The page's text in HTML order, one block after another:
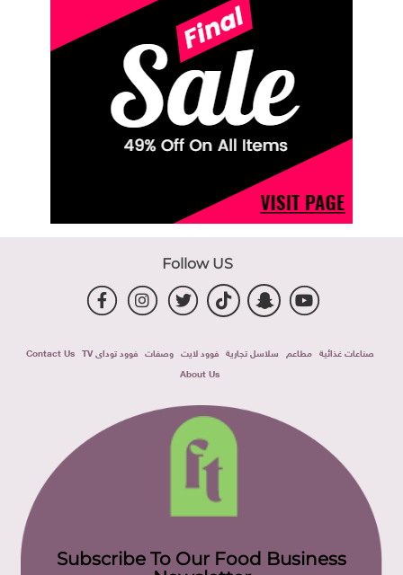
Follow US
صناعات غذائية مطاعم سلاسل تجارية فوود لايت وصفات فوود توداى TV
Contact Us
About Us
Subscribe To Our Food Business